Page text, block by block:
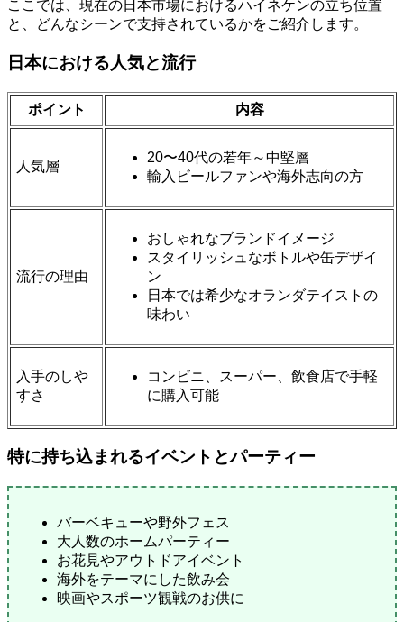
ここでは、現在の日本市場におけるハイネケンの立ち位置
と、どんなシーンで支持されているかをご紹介します。
日本における人気と流行
ポイント 内容
人気層
20〜40代の若年～中堅層
輸入ビールファンや海外志向の方
流行の理由
おしゃれなブランドイメージ
スタイリッシュなボトルや缶デザイ
ン
日本では希少なオランダテイストの
味わい
入手のしや
すさ
コンビニ、スーパー、飲食店で手軽
に購入可能
特に持ち込まれるイベントとパーティー
バーベキューや野外フェス
大人数のホームパーティー
お花見やアウトドアイベント
海外をテーマにした飲み会
映画やスポーツ観戦のお供に